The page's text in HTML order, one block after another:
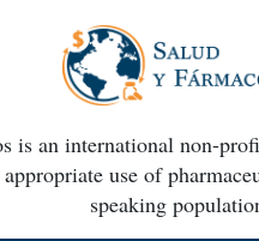
is an international non-
appropriate use of
speaking